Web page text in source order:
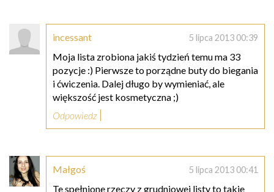
incessant 5 lipca 2013 00:39
Moja lista zrobiona jakiś tydzień temu ma 33
pozycje :) Pierwsze to porządne buty do biegania
i ćwiczenia. Dalej długo by wymieniać, ale
większość jest kosmetyczna ;)
Odpowiedz
Małgoś 5 lipca 2013 00:41
Te spełnione rzeczy z grudniowej listy to takie